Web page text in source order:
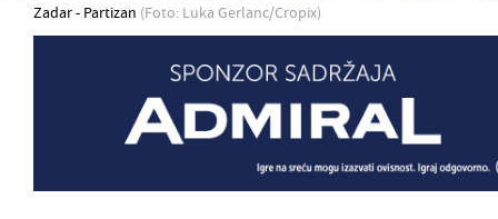
Zadar - Partizan (Foto: Luka Gerlanc/Cropix)